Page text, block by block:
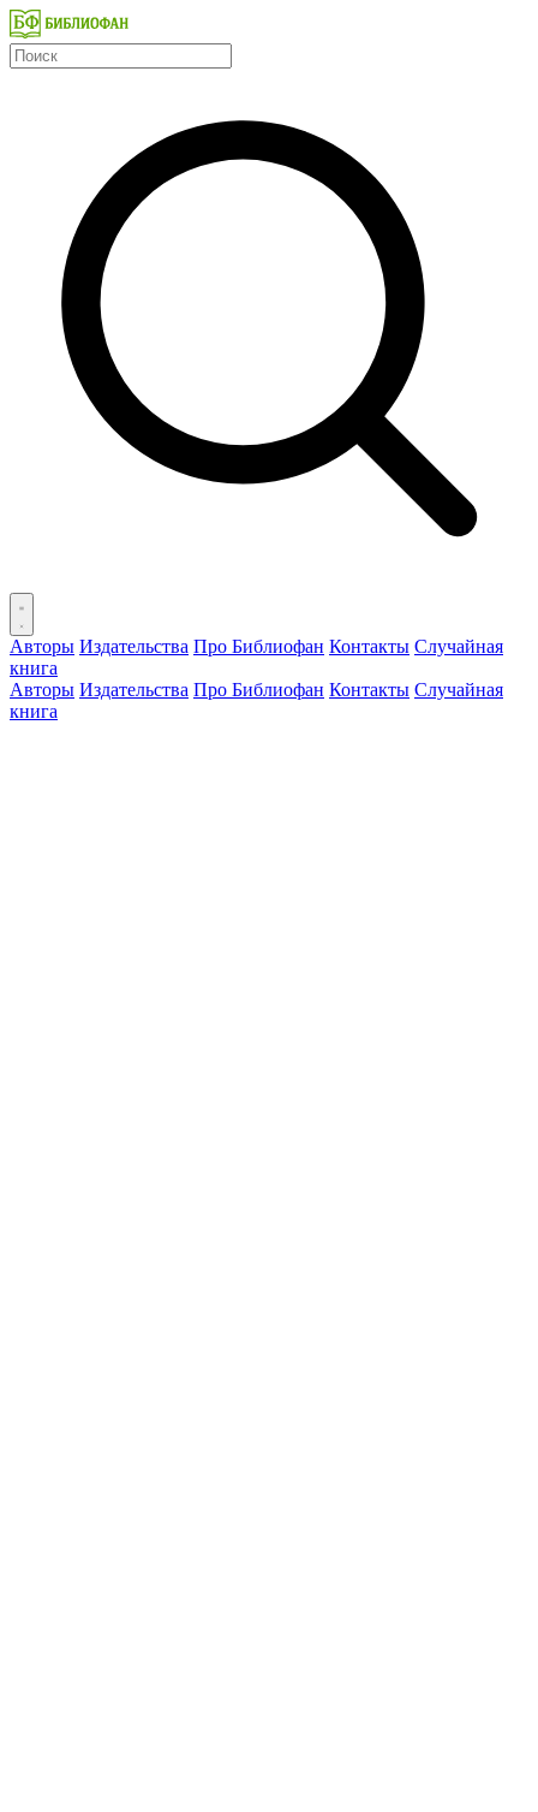
Авторы Издательства Про Библиофан Контакты Случайная
книга
Авторы Издательства Про Библиофан Контакты Случайная
книга